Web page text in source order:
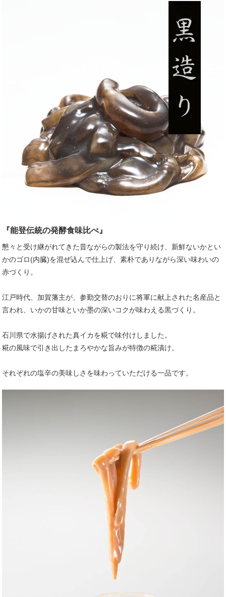
『能登伝統の発酵食味比べ』
懇々と受け継がれてきた昔ながらの製法を守り続け、新鮮ないかとい
かのゴロ(内臓)を混ぜ込んで仕上げ、素朴でありながら深い味わいの
赤づくり。
江戸時代、加賀藩主が、参勤交替のおりに将軍に献上された名産品と
言われ、いかの甘味といか墨の深いコクが味わえる黒づくり。
石川県で水揚げされた真イカを糀で味付けしました。
糀の風味で引き出したまろやかな旨みが特徴の糀漬け。
それぞれの塩辛の美味しさを味わっていただける一品です。